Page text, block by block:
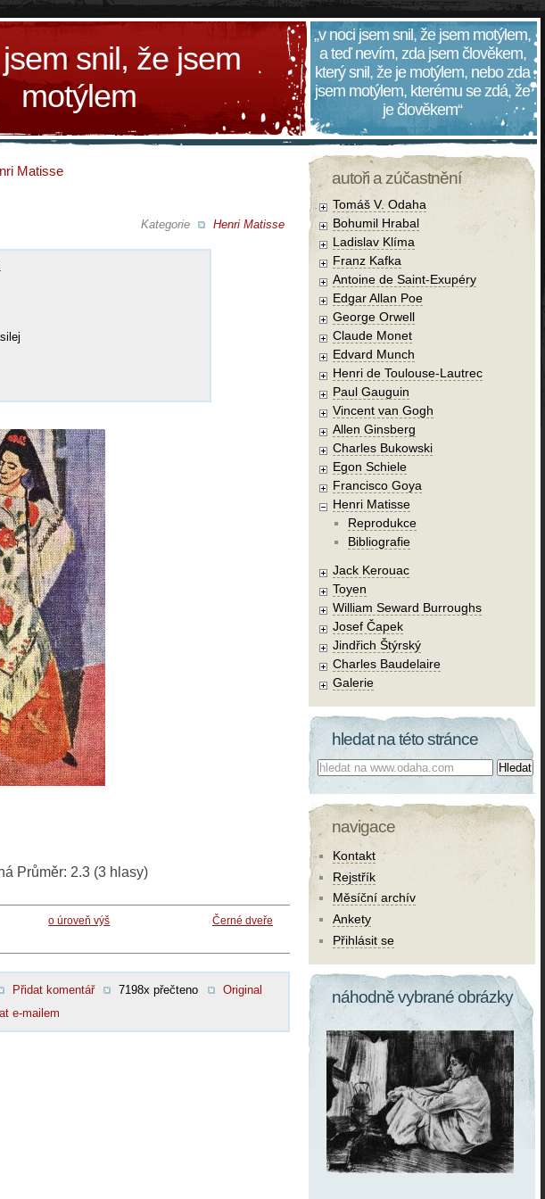
snil, že jsem
motýlem
„v noci jsem snil, že jsem motýlem,
a teď nevím, zda jsem člověkem,
který snil, že je motýlem, nebo zda
jsem motýlem, kterému se zdá, že
je člověkem“
Matisse
Kategorie Henri Matisse
Průměr: 2.3 (3 hlasy)
o úroveň výš Černé dveře
Přidat komentář 7198x přečteno
Original
e-mailem
autoři a zúčastnění
Tomáš V. Odaha
Bohumil Hrabal
Ladislav Klíma
Franz Kafka
Antoine de Saint-Exupéry
Edgar Allan Poe
George Orwell
Claude Monet
Edvard Munch
Henri de Toulouse-Lautrec
Paul Gauguin
Vincent van Gogh
Allen Ginsberg
Charles Bukowski
Egon Schiele
Francisco Goya
Henri Matisse
Reprodukce
Bibliografie
Jack Kerouac
Toyen
William Seward Burroughs
Josef Čapek
Jindřich Štýrský
Charles Baudelaire
Galerie
hledat na této stránce
Co hledat:
navigace
Kontakt
Rejstřík
Měsíční archív
Ankety
Přihlásit se
náhodně vybrané obrázky